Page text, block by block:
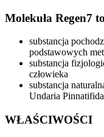
Molekuła Regen7
substancja
podstawowych
substancja
człowieka
substancja
Undaria
WŁAŚCIWOŚCI